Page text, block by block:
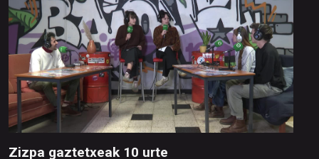
Zizpa gaztetxeak 10 urte